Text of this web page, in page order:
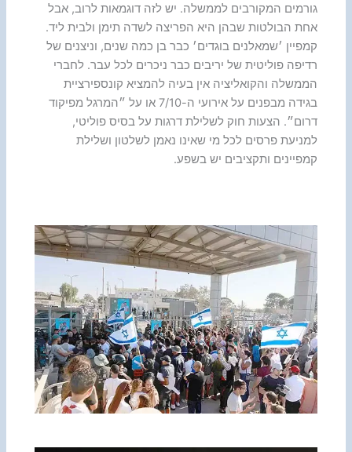
גורמים המקורבים לממשלה. יש לזה דוגמאות לרוב, אבל
אחת הבולטות שבהן היא הפריצה לשדה תימן ולבית ליד.
קמפיין ׳שמאלנים בוגדים׳ כבר בן כמה שנים, וניצנים של
רדיפה פוליטית של יריבים כבר ניכרים לכל עבר. לחברי
הממשלה והקואליציה אין בעיה להמציא קונספירציית
בגידה מבפנים על אירועי ה-7/10 או על ״המרגל מפיקוד
דרום״. הצעות חוק לשלילת דרגות על בסיס פוליטי,
למניעת פרסים לכל מי שאינו נאמן לשלטון ושלילת
קמפיינים ותקציבים יש בשפע.